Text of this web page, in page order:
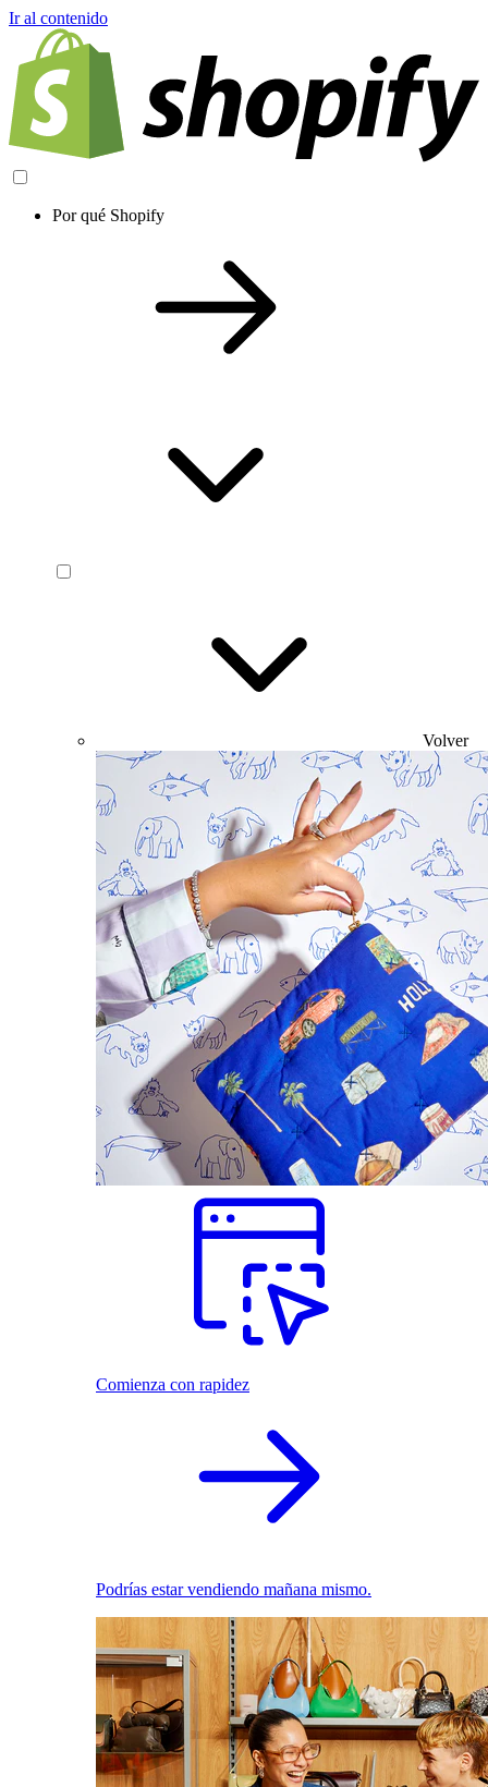
Ir al contenido
Por qué Shopify
Volver
Comienza con rapidez
Podrías estar vendiendo mañana mismo.